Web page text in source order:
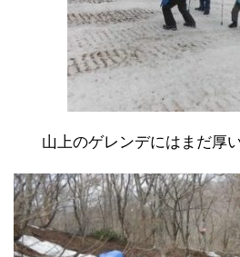
山上のゲレンデにはまだ厚